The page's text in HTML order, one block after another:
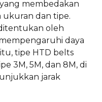
membedakan
ukuran dan tipe.
oleh
daya
tipe HTD belts
3M, 5M, dan 8M, di
jarak